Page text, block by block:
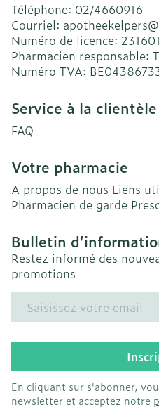
Téléphone: 02/4660916
Courriel: apotheekelpers@
Numéro de licence: 231601
Pharmacien responsable:
Numéro TVA:
Service à la clientèle
FAQ
Votre pharmacie
A propos de nous Liens
Pharmacien de garde
Bulletin
Restez informé des
promotions
Adresse mail
En cliquant sur s'abonner,
newsletter et acceptez notre